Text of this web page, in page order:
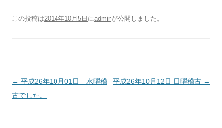
この投稿は2014年10月5日 にadminが公開しました 。
投稿ナビゲーション
← 平成26年10月01日 水曜稽
古でした。
平成26年10月12日 日曜稽古 →